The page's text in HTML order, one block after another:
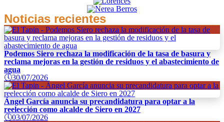
Noticias recientes
Podemos Siero rechaza la modificación de la tasa de basura y
reclama mejoras en la gestión de residuos y el abastecimiento de
agua
🕔30/07/2026
Ángel García anuncia su precandidatura para optar a la
reelección como alcalde de Siero en 2027
🕔03/07/2026